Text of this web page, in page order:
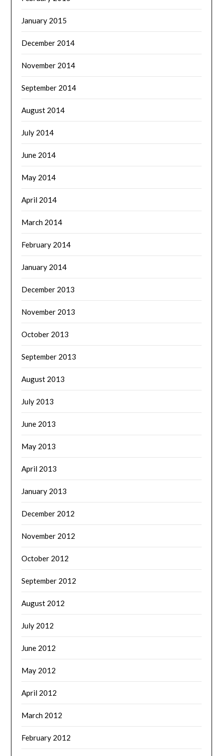
January 2015
December 2014
November 2014
September 2014
August 2014
July 2014
June 2014
May 2014
April 2014
March 2014
February 2014
January 2014
December 2013
November 2013
October 2013
September 2013
August 2013
July 2013
June 2013
May 2013
April 2013
January 2013
December 2012
November 2012
October 2012
September 2012
August 2012
July 2012
June 2012
May 2012
April 2012
March 2012
February 2012